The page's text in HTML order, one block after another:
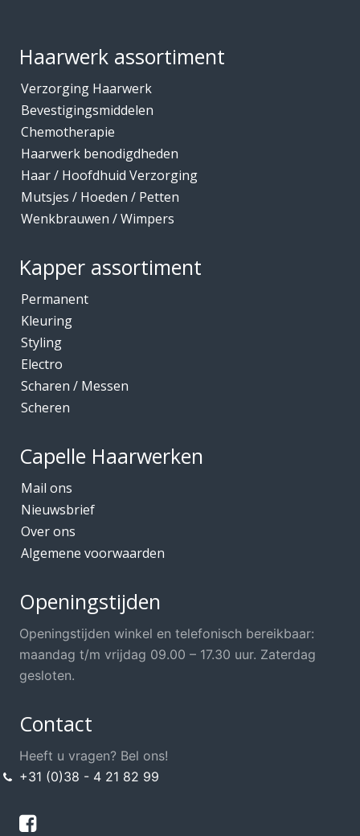
Haarwerk assortiment
Verzorging Haarwerk
Bevestigingsmiddelen
Chemotherapie
Haarwerk benodigdheden
Haar / Hoofdhuid Verzorging
Mutsjes / Hoeden / Petten
Wenkbrauwen / Wimpers
Kapper assortiment
Permanent
Kleuring
Styling
Electro
Scharen / Messen
Scheren
Capelle Haarwerken
Mail ons
Nieuwsbrief
Over ons
Algemene voorwaarden
Openingstijden
Openingstijden winkel en telefonisch bereikbaar:
maandag t/m vrijdag 09.00 – 17.30 uur. Zaterdag
gesloten.
Contact
Heeft u vragen? Bel ons!
+31 (0)38 - 4 21 82 99